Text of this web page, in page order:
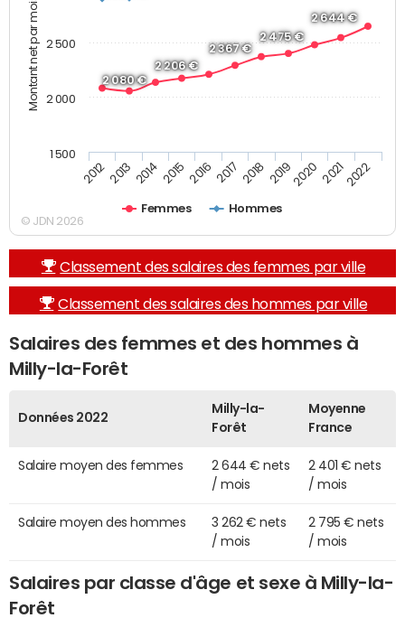
Montant net par mois (€) 2 080 €
2 206 €
2 367 €
2 475 €
2 644 €
Femmes Hommes
2012 2013 2014 2015 2016 2017 2018 20192020 20212022
1 500
2 000
2 500
© JDN 2026
Classement des salaires des femmes par ville
Classement des salaires des hommes par ville
Salaires des femmes et des hommes à
Milly-la-Forêt
Données 2022
Milly-la-
Forêt
Moyenne
France
Salaire moyen des femmes
2 644 € nets
/ mois
2 401 € nets
/ mois
Salaire moyen des hommes
3 262 € nets
/ mois
2 795 € nets
/ mois
Salaires par classe d'âge et sexe à Milly-la-
Forêt